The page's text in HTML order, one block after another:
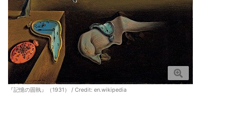
『記憶の固執』（1931） / Credit: en.wikipedia